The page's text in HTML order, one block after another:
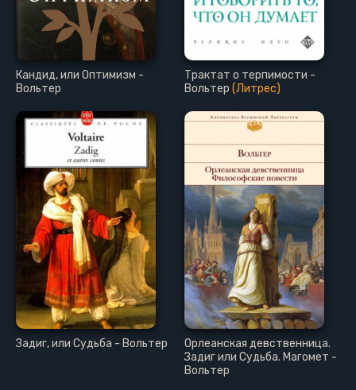
Кандид, или Оптимизм -
Вольтер
Трактат о терпимости -
Вольтер (Литрес)
Задиг, или Судьба - Вольтер
Орлеанская девственница.
Задиг или Судьба. Магомет -
Вольтер